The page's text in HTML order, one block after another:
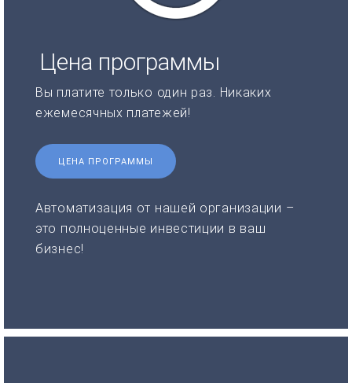
Цена программы
Вы платите только один раз. Никаких
ежемесячных платежей!
ЦЕНА ПРОГРАММЫ
Автоматизация от нашей организации –
это полноценные инвестиции в ваш
бизнес!